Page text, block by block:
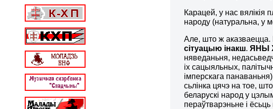
Карацей, у нас вялікія
народу (натуральна, у
Але, што ж аказваецца.
сітуацыю інакш.ЯНЫ
няведаньня,
іх сацыяльных,
імперскага
сьлінка цячэ на тое,
беларускі народ у
пераўтварэньне і